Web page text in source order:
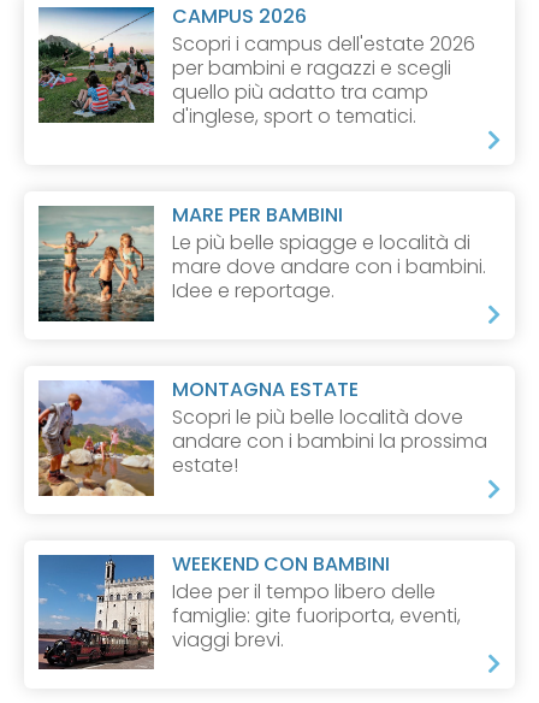
CAMPUS 2026
Scopri i campus dell'estate 2026
per bambini e ragazzi e scegli
quello più adatto tra camp
d'inglese, sport o tematici.
MARE PER BAMBINI
Le più belle spiagge e località di
mare dove andare con i bambini.
Idee e reportage.
MONTAGNA ESTATE
Scopri le più belle località dove
andare con i bambini la prossima
estate!
WEEKEND CON BAMBINI
Idee per il tempo libero delle
famiglie: gite fuoriporta, eventi,
viaggi brevi.